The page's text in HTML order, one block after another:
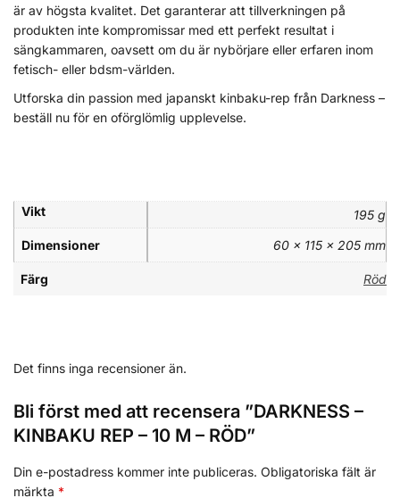
är av högsta kvalitet. Det garanterar att tillverkningen på
produkten inte kompromissar med ett perfekt resultat i
sängkammaren, oavsett om du är nybörjare eller erfaren inom
fetisch- eller bdsm-världen.
Utforska din passion med japanskt kinbaku-rep från Darkness –
beställ nu för en oförglömlig upplevelse.
Vikt
195 g
Dimensioner
60 × 115 × 205 mm
Färg Röd
Det finns inga recensioner än.
Bli först med att recensera ”DARKNESS –
KINBAKU REP – 10 M – RÖD”
Din e-postadress kommer inte publiceras. Obligatoriska fält är
märkta *